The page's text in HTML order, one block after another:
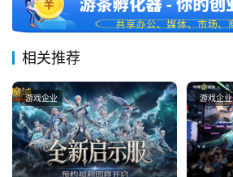
7
3
0
日
游
相关推荐
游戏企业 游戏企业